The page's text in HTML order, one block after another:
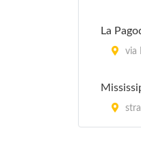
La
via